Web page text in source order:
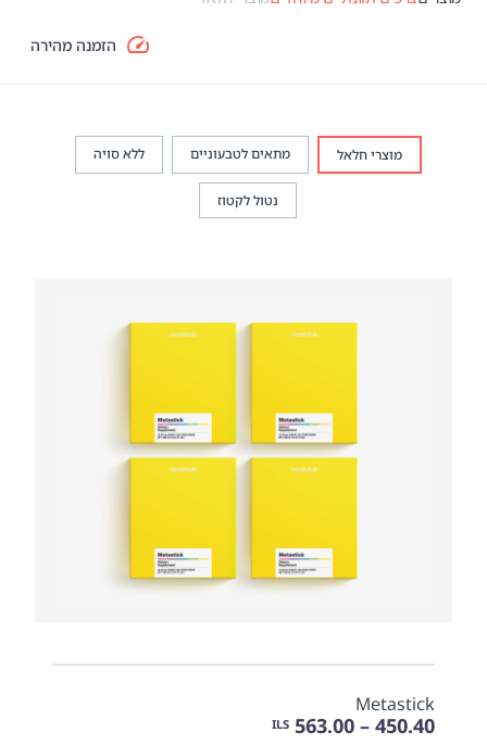
הזמנה מהירה
מוצרי חלאל מתאים לטבעוניים ללא סויה
נטול לקטוז
Metastick
450.40 – 563.00
ILS